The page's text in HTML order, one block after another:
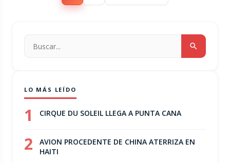
LO MÁS LEÍDO
1 CIRQUE DU SOLEIL LLEGA A PUNTA CANA
2
AVION PROCEDENTE DE CHINA ATERRIZA EN
HAITI